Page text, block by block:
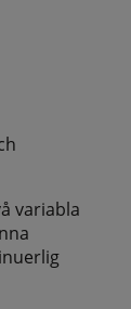
variabla